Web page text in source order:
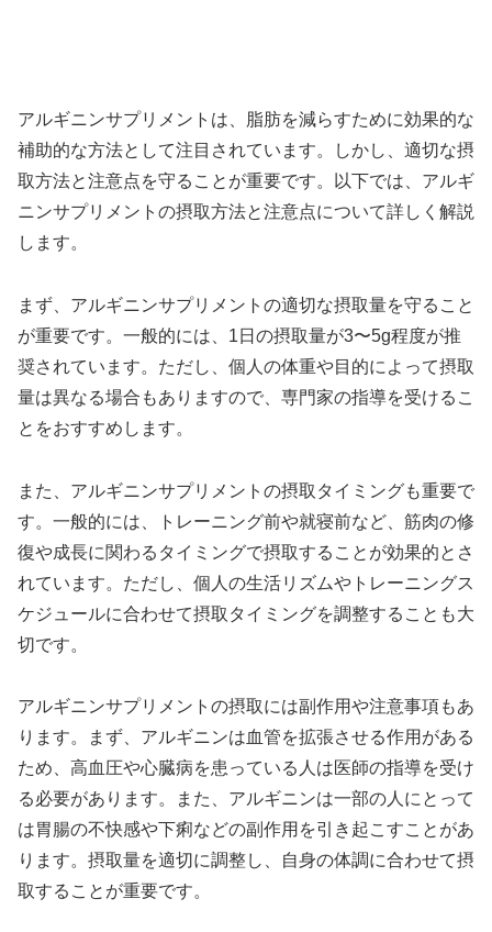
アルギニンサプリメントは、脂肪を減らすために効果的な
補助的な方法として注目されています。しかし、適切な摂
取方法と注意点を守ることが重要です。以下では、アルギ
ニンサプリメントの摂取方法と注意点について詳しく解説
します。
まず、アルギニンサプリメントの適切な摂取量を守ること
が重要です。一般的には、1日の摂取量が3〜5g程度が推
奨されています。ただし、個人の体重や目的によって摂取
量は異なる場合もありますので、専門家の指導を受けるこ
とをおすすめします。
また、アルギニンサプリメントの摂取タイミングも重要で
す。一般的には、トレーニング前や就寝前など、筋肉の修
復や成長に関わるタイミングで摂取することが効果的とさ
れています。ただし、個人の生活リズムやトレーニングス
ケジュールに合わせて摂取タイミングを調整することも大
切です。
アルギニンサプリメントの摂取には副作用や注意事項もあ
ります。まず、アルギニンは血管を拡張させる作用がある
ため、高血圧や心臓病を患っている人は医師の指導を受け
る必要があります。また、アルギニンは一部の人にとって
は胃腸の不快感や下痢などの副作用を引き起こすことがあ
ります。摂取量を適切に調整し、自身の体調に合わせて摂
取することが重要です。